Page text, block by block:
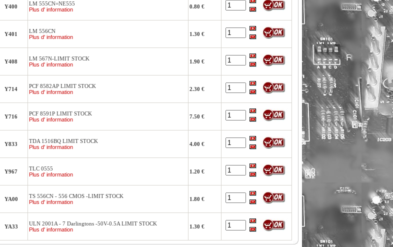
Y400
LM 555CN=NE555
Plus d' information
0.80 €
Y401
LM 556CN
Plus d' information
1.30 €
Y408
LM 567N-LIMIT STOCK
Plus d' information
1.90 €
Y714
PCF 8582AP LIMIT STOCK
Plus d' information
2.30 €
Y716
PCF 8591P LIMIT STOCK
Plus d' information
7.50 €
Y833
TDA 1516BQ LIMIT STOCK
Plus d' information
4.00 €
Y967
TLC 0555
Plus d' information
1.20 €
YA00
TS 556CN - 556 CMOS -LIMIT STOCK
Plus d' information
1.80 €
YA33
ULN 2001A - 7 Darlingtons -50V-0.5A LIMIT STOCK
Plus d' information
1.30 €